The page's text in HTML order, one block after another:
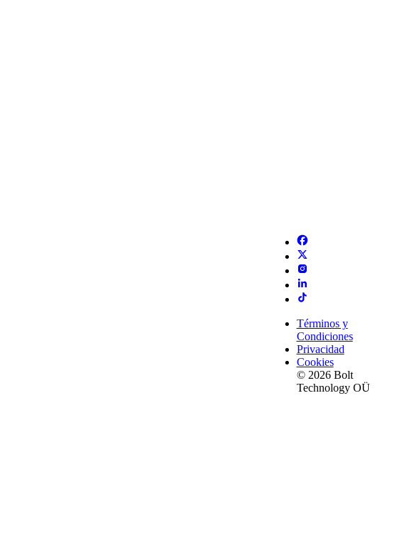
Términos y
Condiciones
Privacidad
Cookies
© 2026 Bolt
Technology OÜ